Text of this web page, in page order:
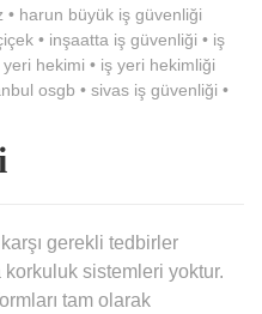
• harun büyük iş güvenliği
• inşaatta iş güvenliği • iş
yeri hekimi • iş yeri hekimliği
osgb • sivas iş güvenliği •
gerekli tedbirler
korkuluk sistemleri yoktur.
tam olarak